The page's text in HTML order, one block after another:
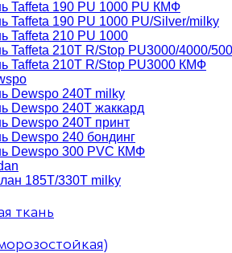
Taffeta 190 PU 1000 PU КМФ
Taffeta 190 PU 1000 PU/Silver/milky
Taffeta 210 PU 1000
Taffeta 210Т R/Stop PU3000/4000/
Taffeta 210Т R/Stop PU3000 КМФ
Dewspo 240Т milky
Dewspo 240T жаккард
Dewspo 240Т принт
Dewspo 240 бондинг
Dewspo 300 PVC КМФ
185T/330T milky
ткань